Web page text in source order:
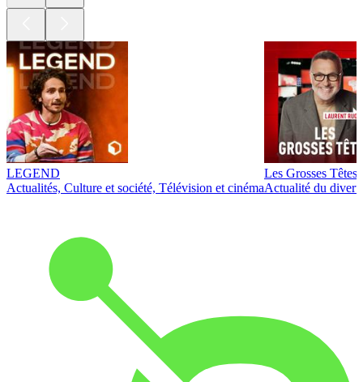
LEGEND
Actualités, Culture et société, Télévision et cinéma
Les Grosses Têtes
Actualité du